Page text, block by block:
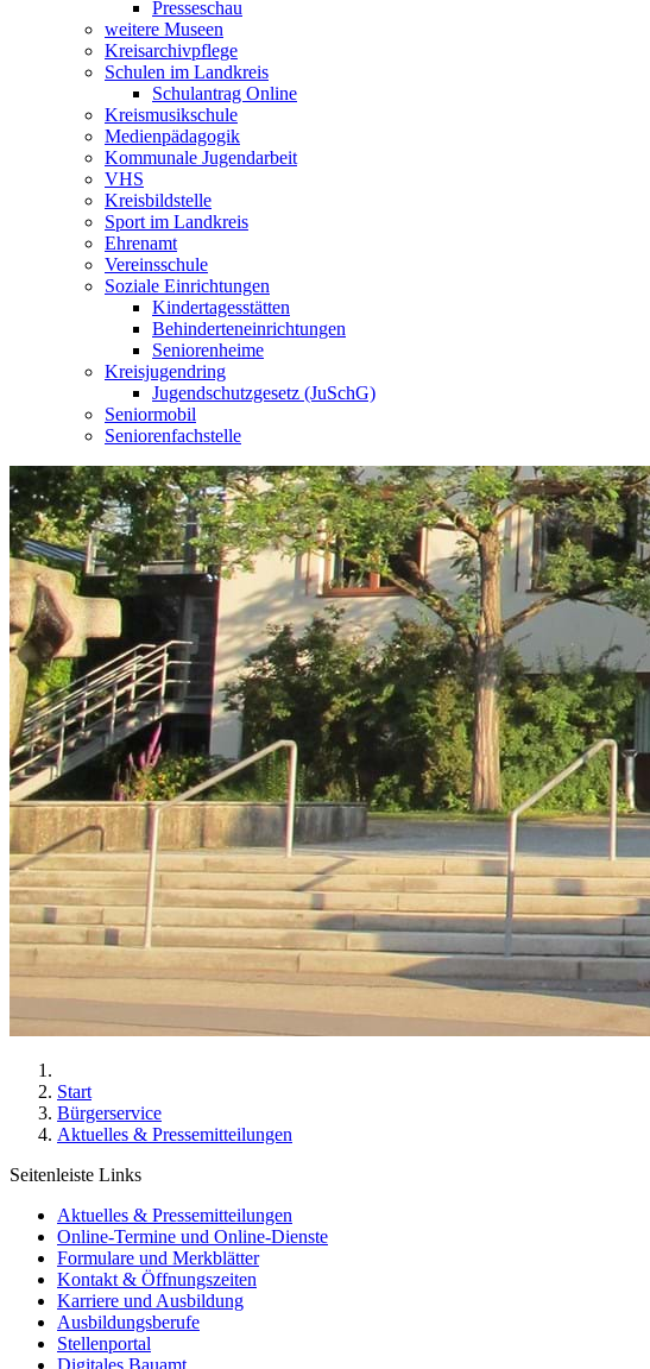
Presseschau
weitere Museen
Kreisarchivpflege
Schulen im Landkreis
Schulantrag Online
Kreismusikschule
Medienpädagogik
Kommunale Jugendarbeit
VHS
Kreisbildstelle
Sport im Landkreis
Ehrenamt
Vereinsschule
Soziale Einrichtungen
Kindertagesstätten
Behinderteneinrichtungen
Seniorenheime
Kreisjugendring
Jugendschutzgesetz (JuSchG)
Seniormobil
Seniorenfachstelle
Start
Bürgerservice
Aktuelles & Pressemitteilungen
Seitenleiste Links
Aktuelles & Pressemitteilungen
Online-Termine und Online-Dienste
Formulare und Merkblätter
Kontakt & Öffnungszeiten
Karriere und Ausbildung
Ausbildungsberufe
Stellenportal
Digitales Bauamt